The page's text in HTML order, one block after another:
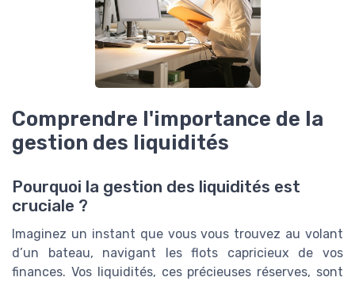
Comprendre l'importance de la
gestion des liquidités
Pourquoi la gestion des liquidités est
cruciale ?
Imaginez un instant que vous vous trouvez au volant
d’un bateau, navigant les flots capricieux de vos
finances. Vos liquidités, ces précieuses réserves, sont